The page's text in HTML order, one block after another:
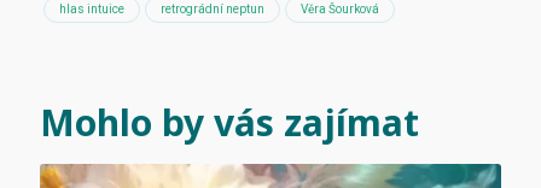
hlas intuice retrográdní neptun Věra Šourková
Mohlo by vás zajímat